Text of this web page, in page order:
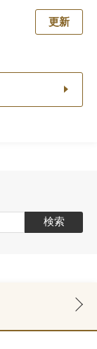
更新